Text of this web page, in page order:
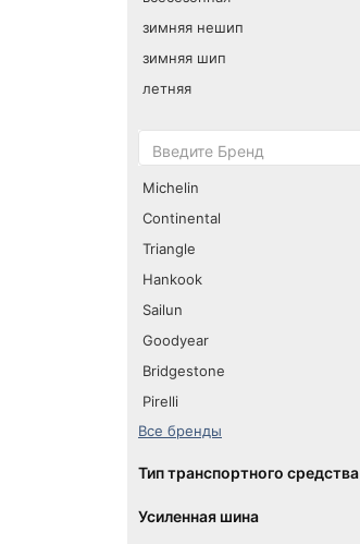
зимняя нешип
зимняя шип
летняя
Michelin
Continental
Triangle
Hankook
Sailun
Goodyear
Bridgestone
Pirelli
Все бренды
Тип транспортного средства
Усиленная шина